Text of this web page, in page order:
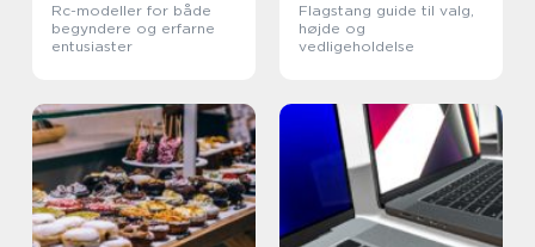
Rc-modeller for både
begyndere og erfarne
entusiaster
Flagstang guide til valg,
højde og
vedligeholdelse